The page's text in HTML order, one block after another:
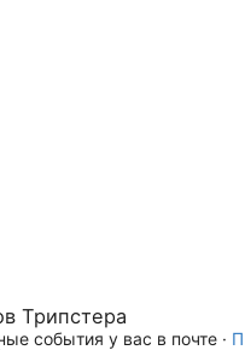
Трипстера
события у вас в почте ·